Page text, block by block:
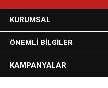
KURUMSAL
ÖNEMLI BILGILER
KAMPANYALAR